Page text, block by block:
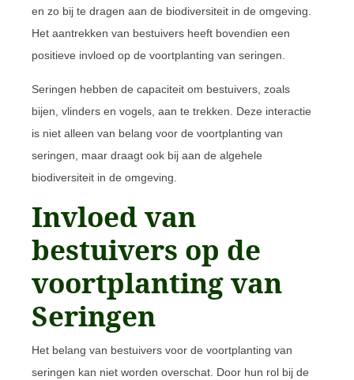
en zo bij te dragen aan de biodiversiteit in de omgeving.
Het aantrekken van bestuivers heeft bovendien een
positieve invloed op de voortplanting van seringen.
Seringen hebben de capaciteit om bestuivers, zoals
bijen, vlinders en vogels, aan te trekken. Deze interactie
is niet alleen van belang voor de voortplanting van
seringen, maar draagt ook bij aan de algehele
biodiversiteit in de omgeving.
Invloed van
bestuivers op de
voortplanting van
Seringen
Het belang van bestuivers voor de voortplanting van
seringen kan niet worden overschat. Door hun rol bij de